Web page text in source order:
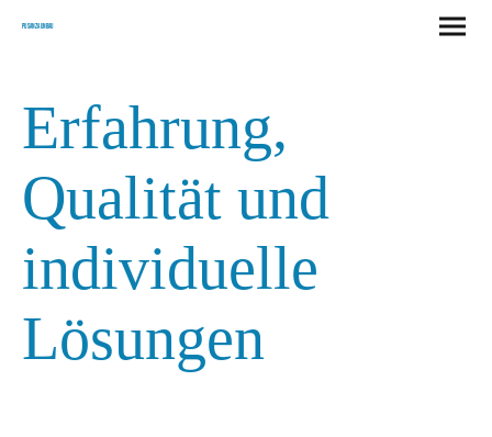
Pusan Zaunbau
Erfahrung,
Qualität und
individuelle
Lösungen